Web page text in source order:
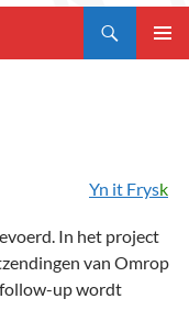
Yn it Frysk
In het project
van Omrop
follow-up wordt